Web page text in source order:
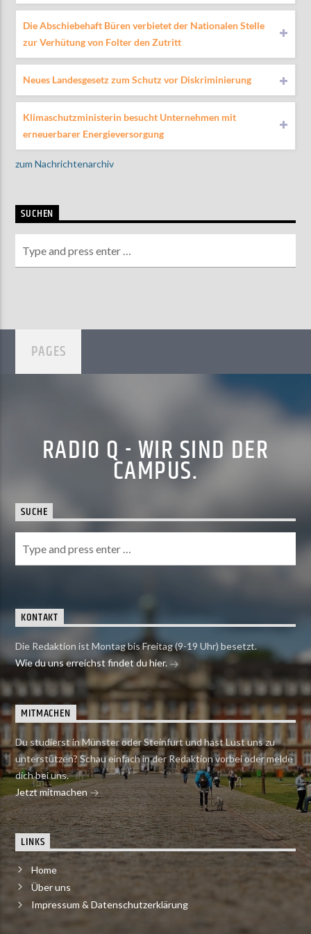
AKTUELLE SENDUNG
MOEBIUS
00:00 18:00
ZU HÖREN INMünster90,9 MHzSteinfurt103,9 MHz
Die Abschiebehaft Büren verbietet der Nationalen Stelle
zur Verhütung von Folter den Zutritt
Neues Landesgesetz zum Schutz vor Diskriminierung
Klimaschutzministerin besucht Unternehmen mit
erneuerbarer Energieversorgung
zum Nachrichtenarchiv
SUCHEN
PAGES
RADIO Q - WIR SIND DER
CAMPUS.
SUCHE
KONTAKT
Die Redaktion ist Montag bis Freitag (9-19 Uhr) besetzt.
Wie du uns erreichst findet du hier.
MITMACHEN
Du studierst in Münster oder Steinfurt und hast Lust uns zu
unterstützen? Schau einfach in der Redaktion vorbei oder melde
dich bei uns.
Jetzt mitmachen
LINKS
Home
Über uns
Impressum & Datenschutzerklärung